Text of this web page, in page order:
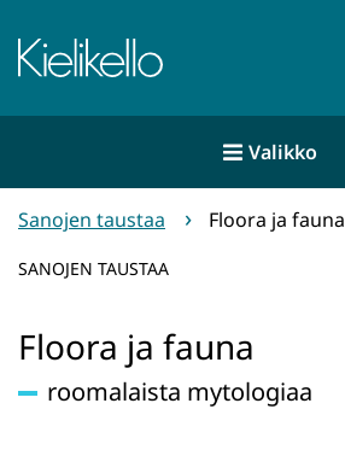
sisältöön
Etusivu
Valikko
Sanojen taustaa Floora ja fauna
SANOJEN TAUSTAA
Floora ja fauna
roomalaista mytologiaa